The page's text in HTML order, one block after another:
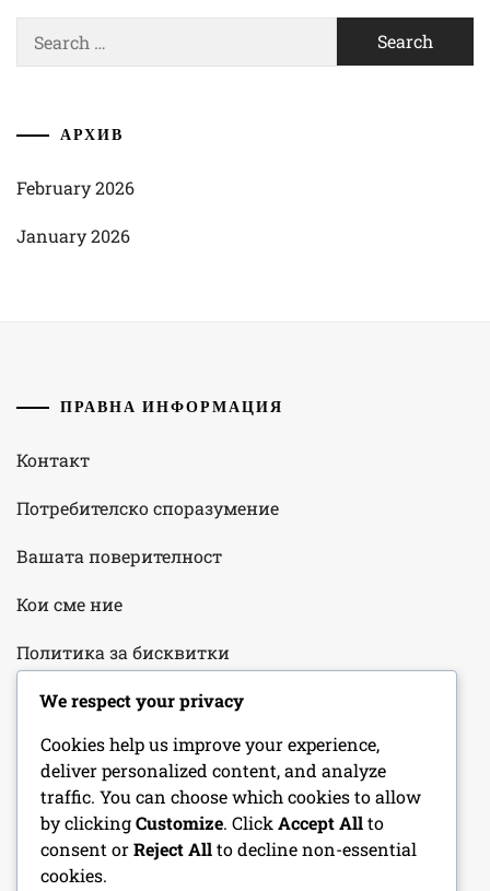
for:
АРХИВ
February 2026
January 2026
ПРАВНА ИНФОРМАЦИЯ
Контакт
Потребителско споразумение
Вашата поверителност
Кои сме ние
Политика за бисквитки
КАТЕГОРИИ
Анализ на екипа
Представяне на играча
Стратегии за мачове
We respect your privacy
Cookies help us improve your experience,
deliver personalized content, and analyze
traffic. You can choose which cookies to allow
by clickingCustomize. Click Accept Allto
consent orReject Allto decline non-essential
cookies.